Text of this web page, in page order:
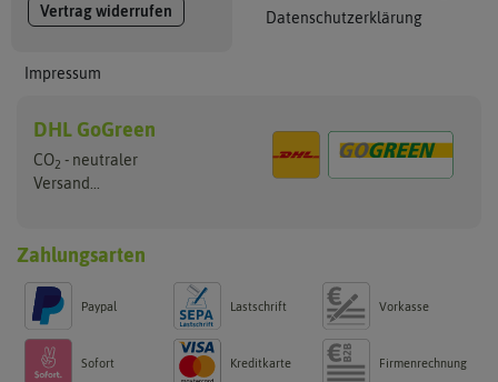
Vertrag widerrufen
Impressum
Datenschutzerklärung
DHL GoGreen
CO2 - neutraler
Versand...
Zahlungsarten
Paypal Lastschrift Vorkasse
Sofort Kreditkarte Firmenrechnung